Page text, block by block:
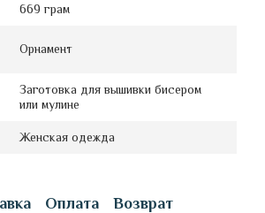
669 грам
Орнамент
Заготовка для вышивки бисером
или мулине
Женская одежда
Оплата Возврат